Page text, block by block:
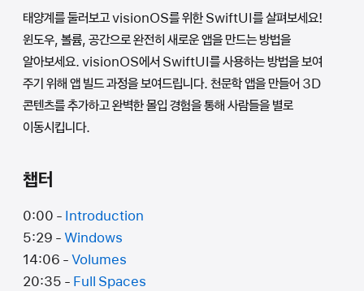
태양계를 둘러보고 visionOS를 위한 SwiftUI를 살펴보세요!
윈도우, 볼륨, 공간으로 완전히 새로운 앱을 만드는 방법을
알아보세요. visionOS에서 SwiftUI를 사용하는 방법을 보여
주기 위해 앱 빌드 과정을 보여드립니다. 천문학 앱을 만들어 3D
콘텐츠를 추가하고 완벽한 몰입 경험을 통해 사람들을 별로
이동시킵니다.
챕터
0:00 - Introduction
5:29 - Windows
14:06 - Volumes
20:35 - Full Spaces